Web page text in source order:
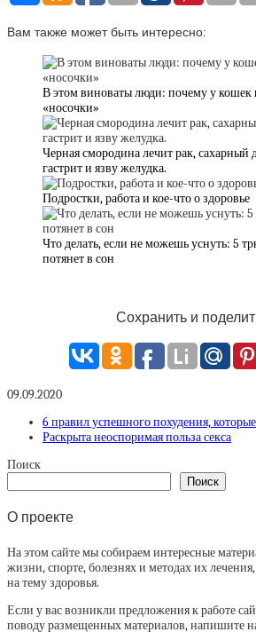
Вам также может быть интересно:
В этом виноваты люди: почему у кошек
«носочки»
Черная смородина лечит рак, сахарный
гастрит и язву желудка.
Подростки, работа и кое-что о здоровье
Что делать, если не можешь уснуть: 5
потянет в сон
Сохранить и
09.09.2020
6 правил успешного похудения,
Раскрыта неоспоримая польза секса
Поиск
Поиск
О проекте
На этом сайте мы собираем интересные
жизни, спорте, болезнях и методах их
на тему здоровья.
Если у вас возникли предложения к работе
поводу размещенных материалов, напишите